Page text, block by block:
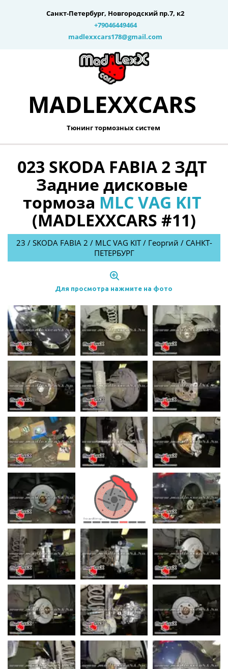
+79046449464
Санкт-Петербург, Новгородский пр.7, к2
madlexxcars178@gmail.com
MADLEXXCARS­­
Тюнинг тормозных систем
023 SKODA FABIA 2 ЗДТ
Задние дисковые
тормоза MLC VAG KIT
(MADLEXXCARS #11)
23 / SKODA FABIA 2 / MLC VAG KIT / Георгий / САНКТ-
ПЕТЕРБУРГ
Для просмотра нажмите на фото